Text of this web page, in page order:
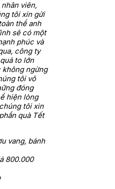
viên,
tôi xin gửi
thể anh
sẽ có một
phúc và
công ty
to lớn
không ngừng
tôi vô
đóng
hiện lòng
tôi xin
quà Tết
vang, bánh
800.000